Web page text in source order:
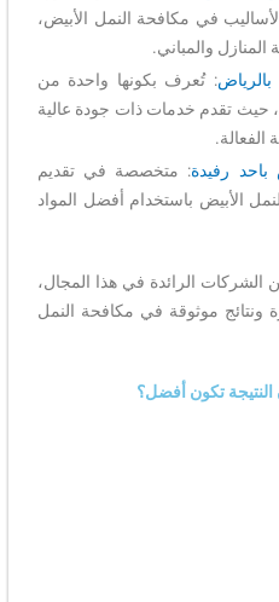
في مكافحة النمل الأبيض،
والمباني.
: تُعرف بكونها واحدة من
حيث تقدم خدمات ذات جودة عالية
رفيدة: متخصصة في تقديم
الأبيض باستخدام أفضل المواد
الشركات الرائدة في هذا المجال،
ونتائج موثوقة في مكافحة النمل
تكون أفضل؟